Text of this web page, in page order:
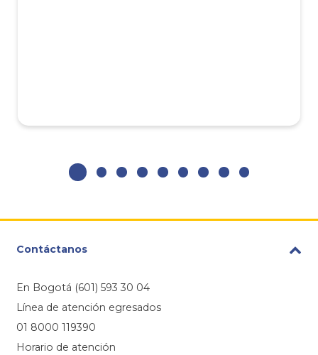
Contáctanos
En Bogotá (601) 593 30 04
Línea de atención egresados
01 8000 119390
Horario de atención